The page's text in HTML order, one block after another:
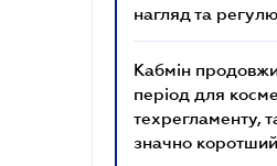
нагляд та
Кабмін
період для
техрегламенту,
значно